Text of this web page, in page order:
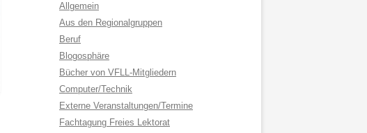
Allgemein
Aus den Regionalgruppen
Beruf
Blogosphäre
Bücher von VFLL-Mitgliedern
Computer/Technik
Externe Veranstaltungen/Termine
Fachtagung Freies Lektorat